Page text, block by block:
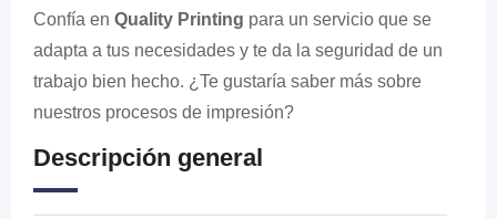
Confía en Quality Printing para un servicio que se
adapta a tus necesidades y te da la seguridad de un
trabajo bien hecho. ¿Te gustaría saber más sobre
nuestros procesos de impresión?
Descripción general